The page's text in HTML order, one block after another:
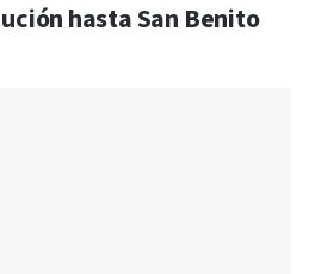
hasta San Benito